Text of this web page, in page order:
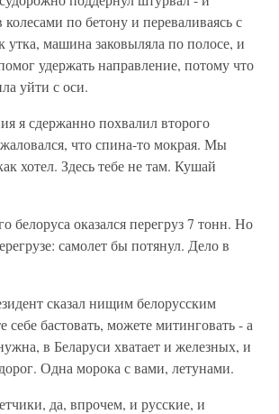
по бетону и переваливаясь с
утка, машина заковыляла по полосе, и
удержать направление, потому что
уйти с оси.
я сдержанно похвалил второго
что спина-то мокрая. Мы
хотел. Здесь тебе не там. Кушай
белоруса оказался перегруз 7 тонн. Но
самолет бы потянул. Дело в
сказал нищим белорусским
себе бастовать, можете митинговать - а
в Беларуси хватает и железных, и
Одна морока с вами, летунами.
да, впрочем, и русские, и